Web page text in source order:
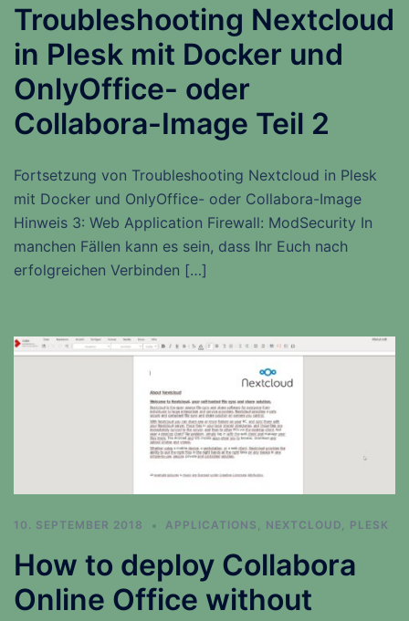
Troubleshooting Nextcloud
in Plesk mit Docker und
OnlyOffice- oder
Collabora-Image Teil 2
Fortsetzung von Troubleshooting Nextcloud in Plesk
mit Docker und OnlyOffice- oder Collabora-Image
Hinweis 3: Web Application Firewall: ModSecurity In
manchen Fällen kann es sein, dass Ihr Euch nach
erfolgreichen Verbinden […]
10. SEPTEMBER 2018 APPLICATIONS , NEXTCLOUD, PLESK
How to deploy Collabora
Online Office without